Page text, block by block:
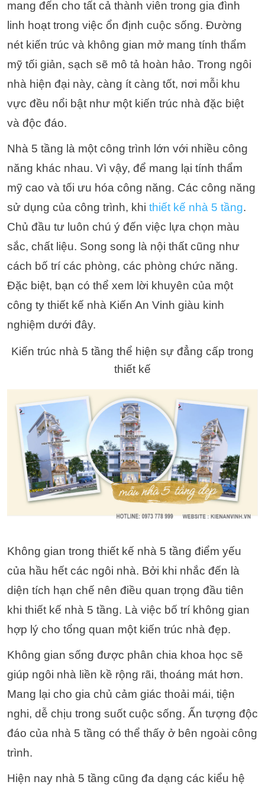
mang đến cho tất cả thành viên trong gia đình
linh hoạt trong việc ổn định cuộc sống. Đường
nét kiến ​​trúc và không gian mở mang tính thẩm
mỹ tối giản, sạch sẽ mô tả hoàn hảo. Trong ngôi
nhà hiện đại này, càng ít càng tốt, nơi mỗi khu
vực đều nổi bật như một kiến trúc nhà đặc biệt
và độc đáo.
Nhà 5 tầng là một công trình lớn với nhiều công
năng khác nhau. Vì vậy, để mang lại tính thẩm
mỹ cao và tối ưu hóa công năng. Các công năng
sử dụng của công trình, khi thiết kế nhà 5 tầng.
Chủ đầu tư luôn chú ý đến việc lựa chọn màu
sắc, chất liệu. Song song là nội thất cũng như
cách bố trí các phòng, các phòng chức năng.
Đặc biệt, bạn có thể xem lời khuyên của một
công ty thiết kế nhà Kiến An Vinh giàu kinh
nghiệm dưới đây.
Kiến trúc nhà 5 tầng thể hiện sự đẳng cấp trong
thiết kế
Không gian trong thiết kế nhà 5 tầng điểm yếu
của hầu hết các ngôi nhà. Bởi khi nhắc đến là
diện tích hạn chế nên điều quan trọng đầu tiên
khi thiết kế nhà 5 tầng. Là việc bố trí không gian
hợp lý cho tổng quan một kiến trúc nhà đẹp.
Không gian sống được phân chia khoa học sẽ
giúp ngôi nhà liền kề rộng rãi, thoáng mát hơn.
Mang lại cho gia chủ cảm giác thoải mái, tiện
nghi, dễ chịu trong suốt cuộc sống. Ấn tượng độc
đáo của nhà 5 tầng có thể thấy ở bên ngoài công
trình.
Hiện nay nhà 5 tầng cũng đa dạng các kiểu hệ